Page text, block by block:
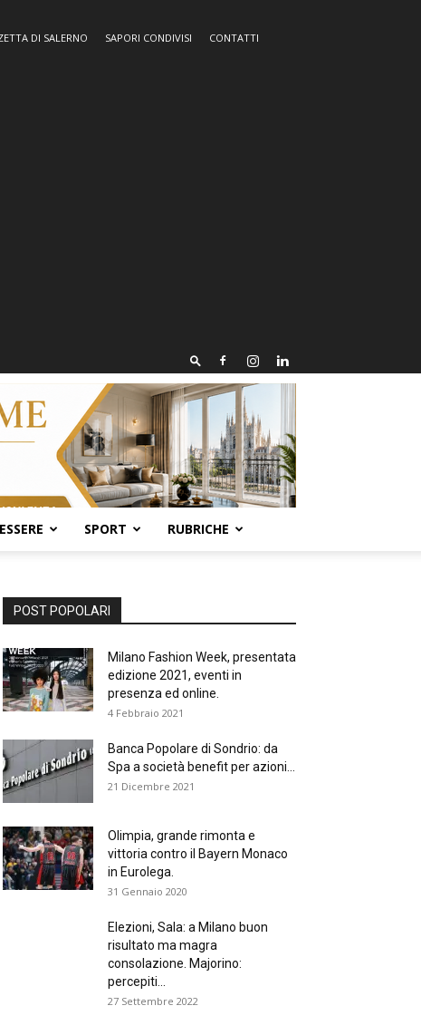
DI SALERNO SAPORI CONDIVISI
CONTATTI
SPORT RUBRICHE
POST POPOLARI
Milano Fashion Week, presentata
edizione 2021, eventi in
presenza ed online.
4 Febbraio 2021
Banca Popolare di Sondrio: da
Spa a società benefit per azioni...
21 Dicembre 2021
Olimpia, grande rimonta e
vittoria contro il Bayern Monaco
in Eurolega.
31 Gennaio 2020
Elezioni, Sala: a Milano buon
risultato ma magra
consolazione. Majorino:
percepiti...
27 Settembre 2022